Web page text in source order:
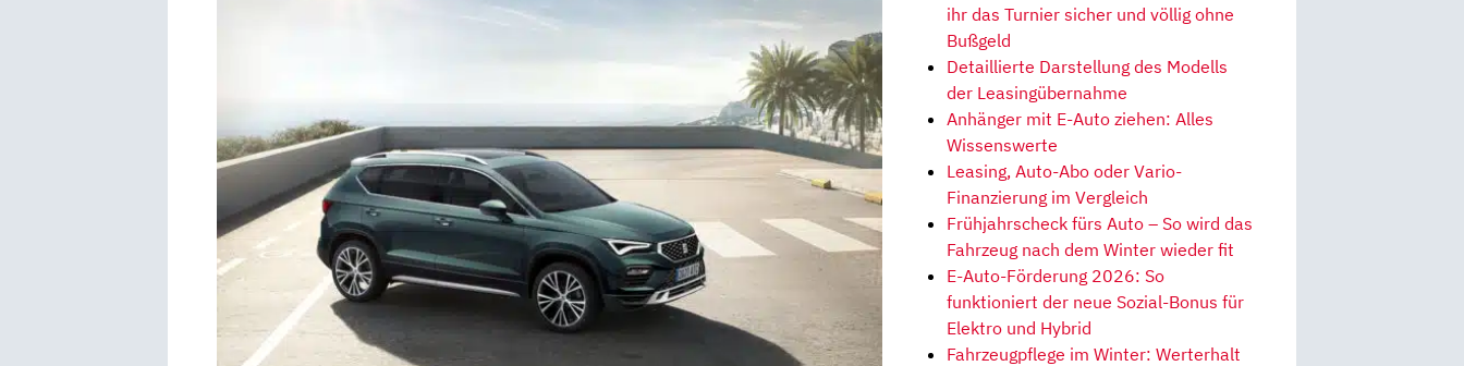
ihr das Turnier sicher und völlig ohne
Bußgeld
Detaillierte Darstellung des Modells
der Leasingübernahme
Anhänger mit E-Auto ziehen: Alles
Wissenswerte
Leasing, Auto-Abo oder Vario-
Finanzierung im Vergleich
Frühjahrscheck fürs Auto – So wird das
Fahrzeug nach dem Winter wieder fit
E-Auto-Förderung 2026: So
funktioniert der neue Sozial-Bonus für
Elektro und Hybrid
Fahrzeugpflege im Winter: Werterhalt